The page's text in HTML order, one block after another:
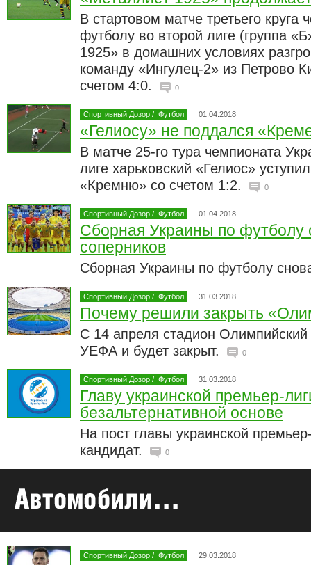
В стартовом матче третьего круга
футболу во второй лиге (группа
1925» в домашних условиях
команду «Ингулец-2» из Петрово
счетом 4:0.
0
Спортивный Дозор / Футбол 01.04.2018
«Гелиосу» не поддался
В матче 25-го тура чемпионата
лиге харьковский «Гелиос»
«Кремню» со счетом 1:2.
0
Спортивный Дозор / Футбол 01.04.2018
Сборная Украины по футболу
соперников
Сборная Украины по футболу
Спортивный Дозор / Футбол 31.03.2018
Почему решили закрыть
С 14 апреля стадион Олимпийский
УЕФА и будет закрыт.
0
Спортивный Дозор / Футбол 31.03.2018
Главу украинской премьер-
безальтернативной основе
На пост главы украинской
кандидат.
0
Спортивный Дозор / Футбол 29.03.2018